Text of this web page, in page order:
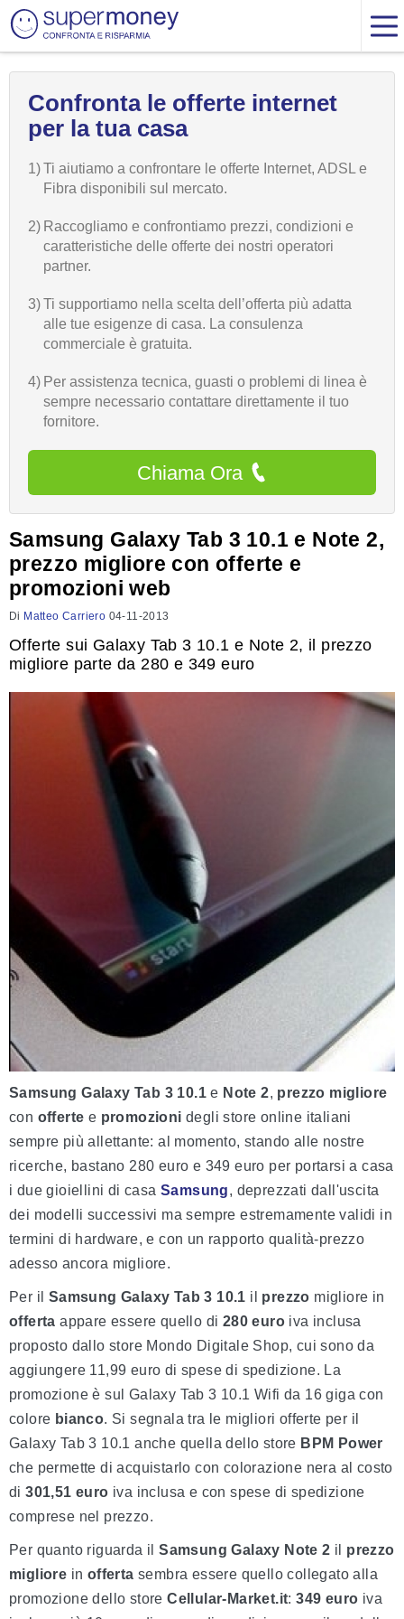
Confronta le offerte internet
per la tua casa
1)Ti aiutiamo a confrontare le offerte Internet, ADSL e
Fibra disponibili sul mercato.
2) Raccogliamo e confrontiamo prezzi, condizioni e
caratteristiche delle offerte dei nostri operatori
partner.
3)Ti supportiamo nella scelta dell’offerta più adatta
alle tue esigenze di casa. La consulenza
commerciale è gratuita.
4) Per assistenza tecnica, guasti o problemi di linea è
sempre necessario contattare direttamente il tuo
fornitore.
Chiama Ora
Samsung Galaxy Tab 3 10.1 e Note 2,
prezzo migliore con offerte e
promozioni web
Di Matteo Carriero 04-11-2013
Offerte sui Galaxy Tab 3 10.1 e Note 2, il prezzo
migliore parte da 280 e 349 euro
Samsung Galaxy Tab 3 10.1 e Note 2, prezzo migliore
con offerte e promozioni degli store online italiani
sempre più allettante: al momento, stando alle nostre
ricerche, bastano 280 euro e 349 euro per portarsi a casa
i due gioiellini di casa Samsung, deprezzati dall'uscita
dei modelli successivi ma sempre estremamente validi in
termini di hardware, e con un rapporto qualità-prezzo
adesso ancora migliore.
Per il Samsung Galaxy Tab 3 10.1 il prezzo migliore in
offerta appare essere quello di 280 euro iva inclusa
proposto dallo store Mondo Digitale Shop, cui sono da
aggiungere 11,99 euro di spese di spedizione. La
promozione è sul Galaxy Tab 3 10.1 Wifi da 16 giga con
colore bianco. Si segnala tra le migliori offerte per il
Galaxy Tab 3 10.1 anche quella dello store BPM Power
che permette di acquistarlo con colorazione nera al costo
di301,51 euro iva inclusa e con spese di spedizione
comprese nel prezzo.
Per quanto riguarda ilSamsung Galaxy Note 2 il prezzo
migliore in offerta sembra essere quello collegato alla
promozione dello storeCellular-Market.it:349 euro iva